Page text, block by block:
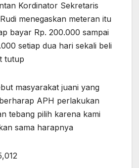
Kordinator Sekretaris
menegaskan meteran itu
bayar Rp. 200.000 sampai
setiap dua hari sekali beli
tutup
masyarakat juani yang
APH perlakukan
tebang pilih karena kami
sama harapnya